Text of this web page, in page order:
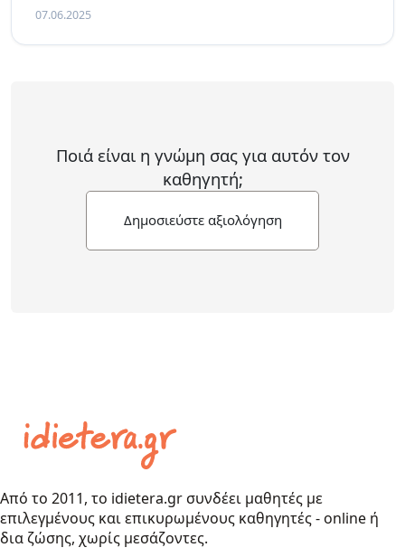
07.06.2025
Ποιά είναι η γνώμη σας για αυτόν τον
καθηγητή;
Δημοσιεύστε αξιολόγηση
Από το 2011, το idietera.gr συνδέει μαθητές με
επιλεγμένους και επικυρωμένους καθηγητές - online ή
δια ζώσης, χωρίς μεσάζοντες.